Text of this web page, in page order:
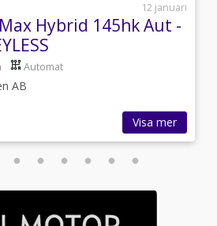
12 januari
Hybrid 145hk Aut -
Automat
AB
Visa mer